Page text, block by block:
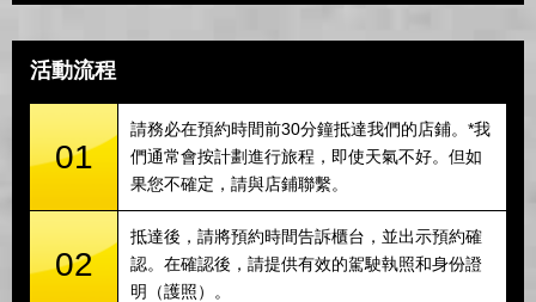
活動流程
01
請務必在預約時間前30分鐘抵達我們的店鋪。*我
們通常會按計劃進行旅程，即使天氣不好。但如
果您不確定，請與店鋪聯繫。
02
抵達後，請將預約時間告訴櫃台，並出示預約確
認。在確認後，請提供有效的駕駛執照和身份證
明（護照）。